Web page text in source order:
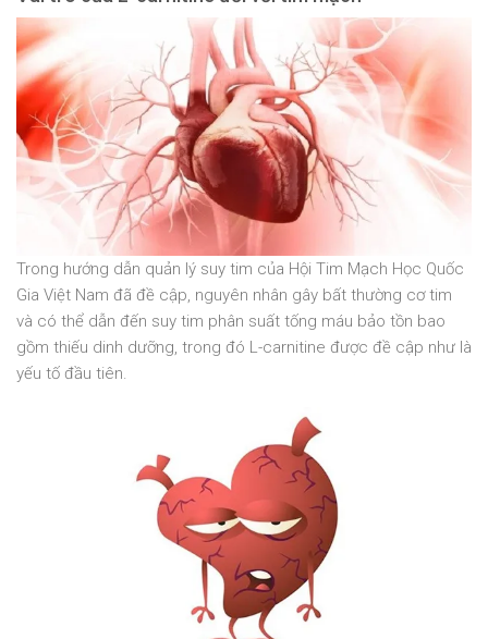
Trong hướng dẫn quản lý suy tim của Hội Tim Mạch Học Quốc
Gia Việt Nam đã đề cập, nguyên nhân gây bất thường cơ tim
và có thể dẫn đến suy tim phân suất tống máu bảo tồn bao
gồm thiếu dinh dưỡng, trong đó L-carnitine được đề cập như là
yếu tố đầu tiên.